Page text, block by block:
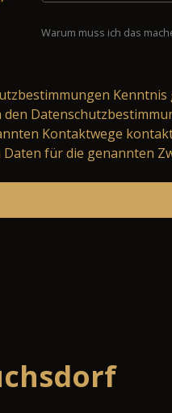
Warum muss ich das
Kenntnis
den
Kontaktwege
für die genannten